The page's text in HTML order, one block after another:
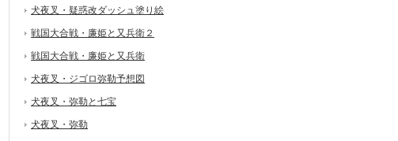
犬夜叉・疑惑改ダッシュ塗り絵
戦国大合戦・廉姫と又兵衛２
戦国大合戦・廉姫と又兵衛
犬夜叉・ジゴロ弥勒予想図
犬夜叉・弥勒と七宝
犬夜叉・弥勒